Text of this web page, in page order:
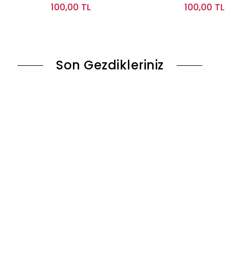
100,00 TL 100,00 TL
Son Gezdikleriniz